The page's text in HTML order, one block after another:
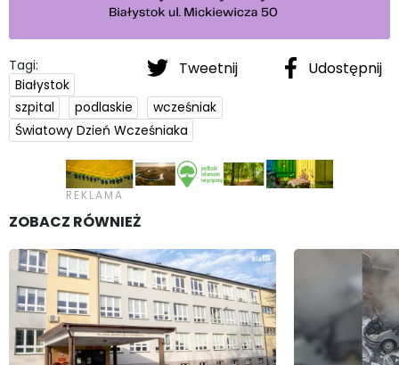
Tweetnij Udostępnij
Tagi:
Białystok
szpital
podlaskie
wcześniak
Światowy Dzień Wcześniaka
ZOBACZ RÓWNIEŻ